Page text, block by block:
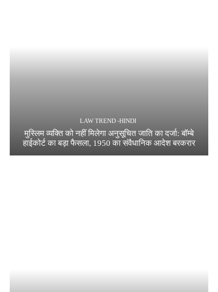
LAW TREND -HINDI
मुस्लिम व्यक्ति को नहीं मिलेगा अनुसूचित जाति का दर्जा: बॉम्बे
हाईकोर्ट का बड़ा फैसला, 1950 का संवैधानिक आदेश बरकरार